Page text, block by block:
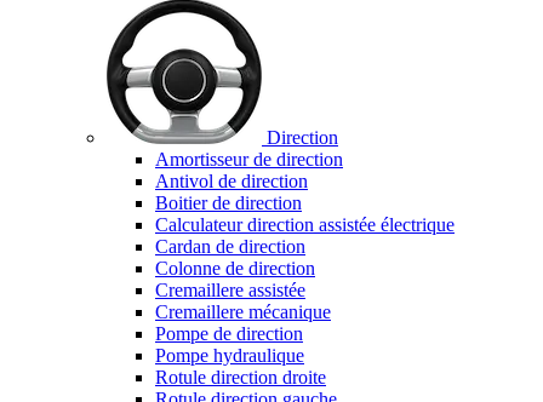
Direction
Amortisseur de direction
Antivol de direction
Boitier de direction
Calculateur direction assistée électrique
Cardan de direction
Colonne de direction
Cremaillere assistée
Cremaillere mécanique
Pompe de direction
Pompe hydraulique
Rotule direction droite